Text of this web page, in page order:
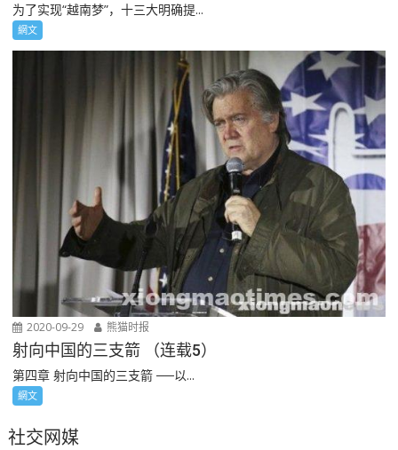
为了实现“越南梦”，十三大明确提...
網文
2020-09-29 熊猫时报
射向中国的三支箭 （连载5）
第四章 射向中国的三支箭 ──以...
網文
社交网媒